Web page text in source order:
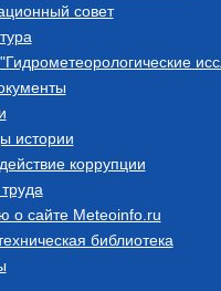
совет
истории
коррупции
о сайте Meteoinfo.ru
библиотека